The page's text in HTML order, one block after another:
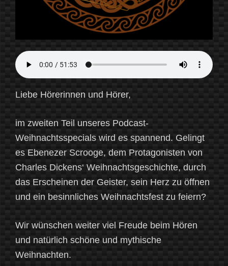
Liebe Hörerinnen und Hörer,
im zweiten Teil unseres Podcast-
Weihnachtsspecials wird es spannend. Gelingt
es Ebenezer Scrooge, dem Protagonisten von
Charles Dickens‘ Weihnachtsgeschichte, durch
das Erscheinen der Geister, sein Herz zu öffnen
und ein besinnliches Weihnachtsfest zu feiern?
Wir wünschen weiter viel Freude beim Hören
und natürlich schöne und mythische
Weihnachten.